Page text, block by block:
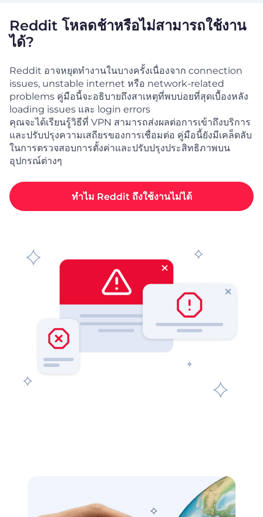
Reddit โหลดช้าหรือไม่สามารถใช้งาน
ได้?
Reddit อาจหยุดทำงานในบางครั้งเนื่องจาก connection
issues, unstable internet หรือ network-related
problems คู่มือนี้จะอธิบายถึงสาเหตุที่พบบ่อยที่สุดเบื้องหลัง
loading issues และ login errors
คุณจะได้เรียนรู้วิธีที่ VPN สามารถส่งผลต่อการเข้าถึงบริการ
และปรับปรุงความเสถียรของการเชื่อมต่อ คู่มือนี้ยังมีเคล็ดลับ
ในการตรวจสอบการตั้งค่าและปรับปรุงประสิทธิภาพบน
อุปกรณ์ต่างๆ
ทำไม Reddit ถึงใช้งานไม่ได้